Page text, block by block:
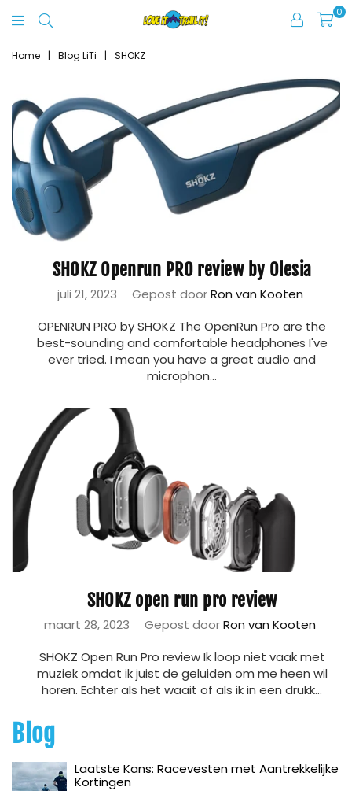
It
Trail
It
0
Home | Blog LiTi | SHOKZ
SHOKZ Openrun PRO review by Olesia
juli 21, 2023 Gepost doorRon van Kooten
OPENRUN PRO by SHOKZ The OpenRun Pro are the
best-sounding and comfortable headphones I've
ever tried. I mean you have a great audio and
microphon...
SHOKZ open run pro review
maart 28, 2023 Gepost doorRon van Kooten
SHOKZ Open Run Pro review Ik loop niet vaak met
muziek omdat ik juist de geluiden om me heen wil
horen. Echter als het waait of als ik in een drukk...
Blog
Laatste Kans: Racevesten met Aantrekkelijke
Kortingen